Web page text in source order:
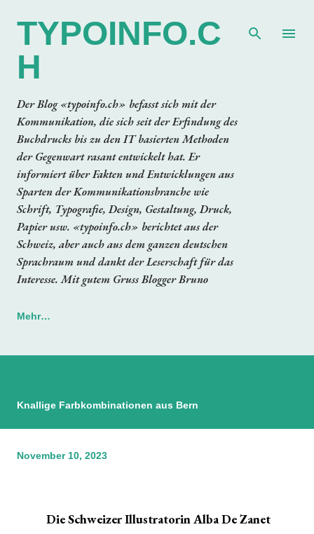
TYPOINFO.C
H
Der Blog «typoinfo.ch» befasst sich mit der
Kommunikation, die sich seit der Erfindung des
Buchdrucks bis zu den IT basierten Methoden
der Gegenwart rasant entwickelt hat. Er
informiert über Fakten und Entwicklungen aus
Sparten der Kommunikationsbranche wie
Schrift, Typografie, Design, Gestaltung, Druck,
Papier usw. «typoinfo.ch» berichtet aus der
Schweiz, aber auch aus dem ganzen deutschen
Sprachraum und dankt der Leserschaft für das
Interesse. Mit gutem Gruss Blogger Bruno
Mehr…
Knallige Farbkombinationen aus Bern
November 10, 2023
Die Schweizer Illustratorin Alba De Zanet